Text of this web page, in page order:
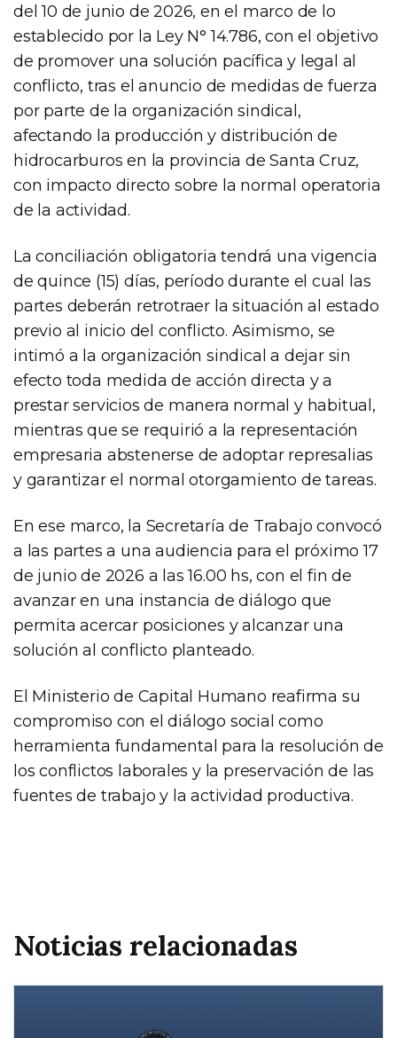
del 10 de junio de 2026, en el marco de lo
establecido por la Ley N° 14.786, con el objetivo
de promover una solución pacífica y legal al
conflicto, tras el anuncio de medidas de fuerza
por parte de la organización sindical,
afectando la producción y distribución de
hidrocarburos en la provincia de Santa Cruz,
con impacto directo sobre la normal operatoria
de la actividad.
La conciliación obligatoria tendrá una vigencia
de quince (15) días, período durante el cual las
partes deberán retrotraer la situación al estado
previo al inicio del conflicto. Asimismo, se
intimó a la organización sindical a dejar sin
efecto toda medida de acción directa y a
prestar servicios de manera normal y habitual,
mientras que se requirió a la representación
empresaria abstenerse de adoptar represalias
y garantizar el normal otorgamiento de tareas.
En ese marco, la Secretaría de Trabajo convocó
a las partes a una audiencia para el próximo 17
de junio de 2026 a las 16.00 hs, con el fin de
avanzar en una instancia de diálogo que
permita acercar posiciones y alcanzar una
solución al conflicto planteado.
El Ministerio de Capital Humano reafirma su
compromiso con el diálogo social como
herramienta fundamental para la resolución de
los conflictos laborales y la preservación de las
fuentes de trabajo y la actividad productiva.
Noticias relacionadas